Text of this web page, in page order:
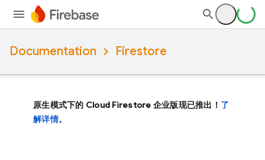
Documentation Firestore
原生模式下的 Cloud Firestore 企业版现已推出！ 了
解详情。